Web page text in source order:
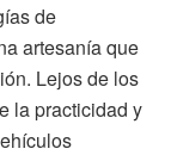
de
artesanía que
Lejos de los
la practicidad y